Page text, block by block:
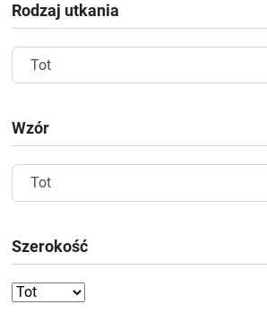
Rodzaj utkania
Wzór
Szerokość